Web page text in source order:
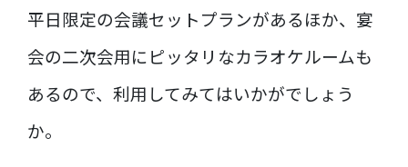
平日限定の会議セットプランがあるほか、宴
会の二次会用にピッタリなカラオケルームも
あるので、利用してみてはいかがでしょう
か。